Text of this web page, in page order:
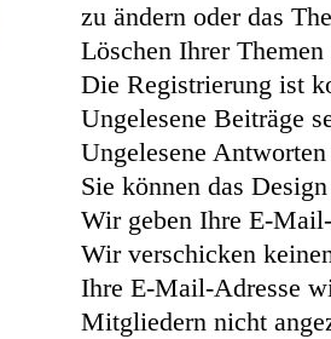
zu ändern oder das
Löschen Ihrer
Die Registrierung ist
Ungelesene Beiträge
Ungelesene
Sie können das
Wir geben Ihre E-
Wir verschicken
Ihre E-Mail-Adresse
Mitgliedern nicht